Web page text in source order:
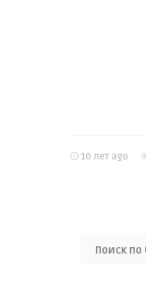
10 лет ago